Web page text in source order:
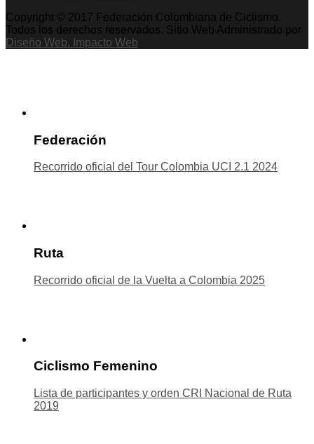
Copyright © 2017 Federación Colombiana de Ciclismo.
Todos los derechos reservados. Sitio Web Administrado por
Diseño Web. Impacto Web
Federación
Recorrido oficial del Tour Colombia UCI 2.1 2024
Ruta
Recorrido oficial de la Vuelta a Colombia 2025
Ciclismo Femenino
Lista de participantes y orden CRI Nacional de Ruta
2019